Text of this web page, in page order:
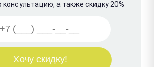
а также скидку 20%